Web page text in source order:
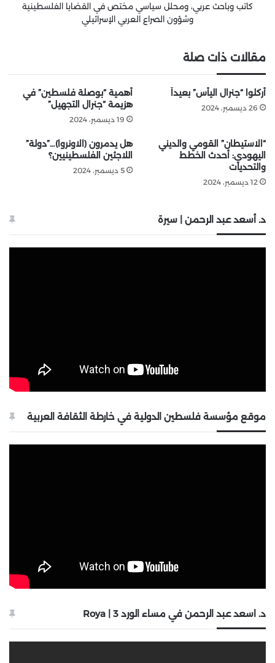
كاتب وباحث عربي، ومحلل سياسي مختص في القضايا الفلسطينية
وشؤون الصراع العربي الإسرائيلي
مقالات ذات صلة
أُركلوا “جنرال اليأس” بعيداً
26 ديسمبر، 2024
أهمية “بوصلة فلسطين” في
هزيمة “جنرال التجهيل”
19 ديسمبر، 2024
“الاستيطان” القومي والديني
اليهودي: أحدث الخطط
والتحديات
12 ديسمبر، 2024
هل يدمرون (الاونروا)…”دولة”
اللاجئين الفلسطينيين؟
5 ديسمبر، 2024
د. أسعد عبد الرحمن | سيرة
موقع مؤسسة فلسطين الدولية في خارطة الثقافة العربية
د. اسعد عبد الرحمن في مساء الورد 3 | Roya